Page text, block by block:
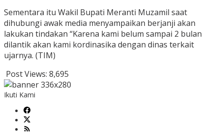
Sementara itu Wakil Bupati Meranti Muzamil saat
dihubungi awak media menyampaikan berjanji akan
lakukan tindakan “Karena kami belum sampai 2 bulan
dilantik akan kami kordinasika dengan dinas terkait
ujarnya. (TIM)
Post Views: 8,695
Ikuti Kami